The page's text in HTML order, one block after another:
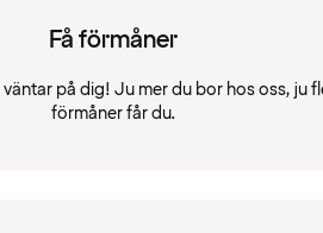
Få förmåner
på dig! Ju mer du bor hos oss, ju
förmåner får du.